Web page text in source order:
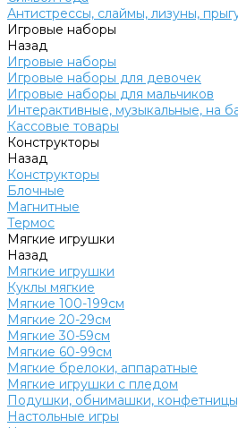
Антистрессы, слаймы, лизуны,
Игровые наборы
Назад
Игровые наборы
Игровые наборы для девочек
Игровые наборы для мальчиков
Интерактивные, музыкальные, на
Кассовые товары
Конструкторы
Назад
Конструкторы
Блочные
Магнитные
Термос
Мягкие игрушки
Назад
Мягкие игрушки
Куклы мягкие
Мягкие 100-199см
Мягкие 20-29см
Мягкие 30-59см
Мягкие 60-99см
Мягкие брелоки, аппаратные
Мягкие игрушки с пледом
Подушки, обнимашки,
Настольные игры